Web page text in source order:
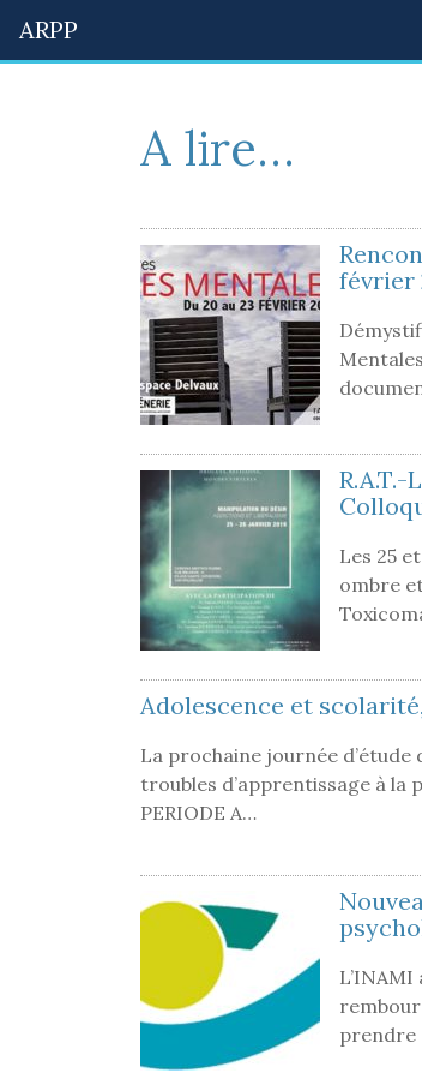
ARPP
A lire…
février
Les 25
ombre
Adolescence et
La prochaine journée d’étude
troubles d’apprentissage à la
PERIODE A…
prendre